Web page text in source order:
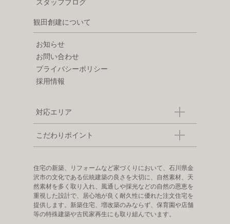
スタッフブログ
観田創建について
お知らせ
お問い合わせ
プライバシーポリシー
採用情報
対応エリア
こだわりポイント
住宅の新築、リフォームなど家づくりにおいて、石川県金
沢市の文化である伝統建築の良さを大切に、自然素材、天
然素材を多く取り入れ、風通しや採光などの自然の恩恵を
重視した設計で、居心地が良く耐久性に優れた注文住宅を
提供します。新築住宅、増改築のみならず、保育園や店舗
等の特殊建築や古民家再生にも取り組んでいます。